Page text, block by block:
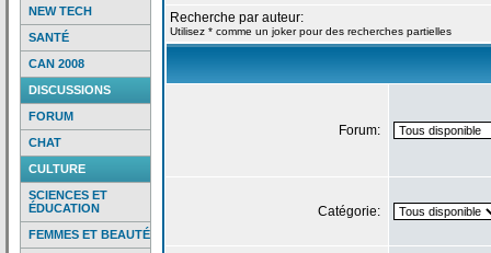
NEW TECH
SANTÉ
CAN 2008
DISCUSSIONS
FORUM
CHAT
CULTURE
SCIENCES ET
ÉDUCATION
FEMMES ET BEAUTÉ
Recherche par auteur:
Utilisez * comme un joker pour des recherches partielles
Forum:
Catégorie: